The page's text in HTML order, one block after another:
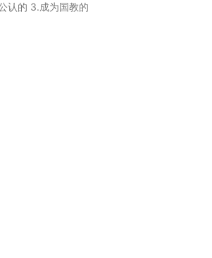
认的 3.成为国教的